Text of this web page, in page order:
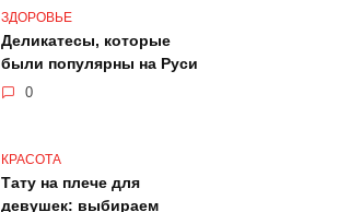
ЗДОРОВЬЕ
Деликатесы, которые
были популярны на Руси
0
КРАСОТА
Тату на плече для
девушек: выбираем